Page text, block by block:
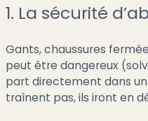
1. La sécurité
Gants, chaussures
peut être dangereux
part directement dans
traînent pas, ils iront en